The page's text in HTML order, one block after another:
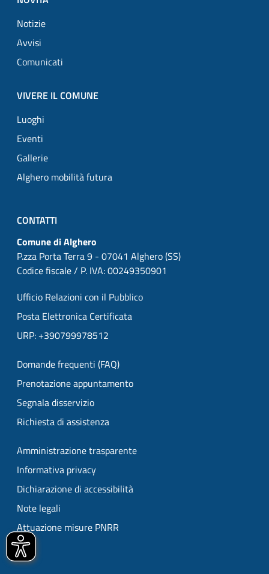
Notizie
Avvisi
Comunicati
VIVERE IL COMUNE
Luoghi
Eventi
Gallerie
Alghero mobilità futura
CONTATTI
Comune di Alghero
P.zza Porta Terra 9 - 07041 Alghero (SS)
Codice fiscale / P. IVA: 00249350901
Ufficio Relazioni con il Pubblico
Posta Elettronica Certificata
URP: +390799978512
Domande frequenti (FAQ)
Prenotazione appuntamento
Segnala disservizio
Richiesta di assistenza
Amministrazione trasparente
Informativa privacy
Dichiarazione di accessibilità
Note legali
Attuazione misure PNRR